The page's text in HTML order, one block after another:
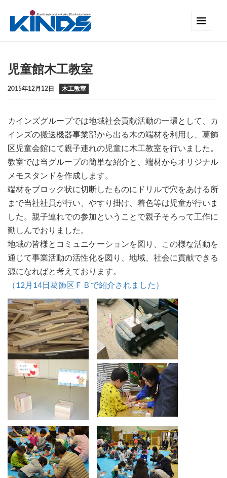
児童館木工教室
2015年12月12日 木工教室
カインズグループでは地域社会貢献活動の一環として、カ
インズの搬送機器事業部から出る木の端材を利用し、葛飾
区児童会館にて親子連れの児童に木工教室を行いました。
教室では当グループの簡単な紹介と、端材からオリジナル
メモスタンドを作成します。
端材をブロック状に切断したものにドリルで穴をあける所
まで当社社員が行い、やすり掛け、着色等は児童が行いま
した。親子連れでの参加ということで親子そろって工作に
勤しんでおりました。
地域の皆様とコミュニケーションを図り、この様な活動を
通じて事業活動の活性化を図り、地域、社会に貢献できる
源になればと考えております。
（12月14日葛飾区ＦＢで紹介されました）